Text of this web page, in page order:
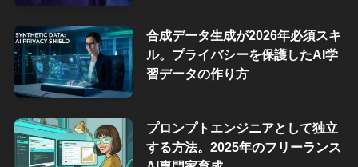
合成データ生成が2026年必須スキ
ル。プライバシーを保護したAI学
習データの作り方
プロンプトエンジニアとして独立
する方法。2025年のフリーランス